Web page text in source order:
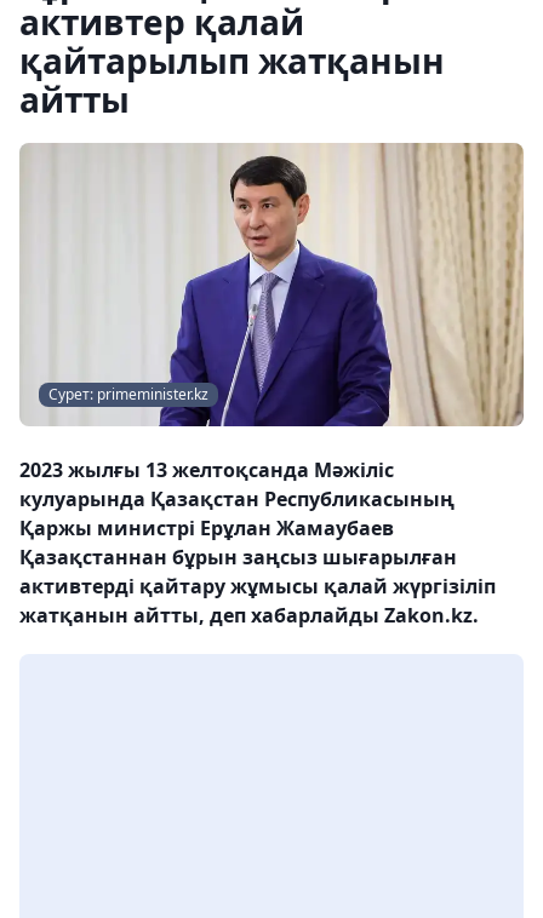
активтер қалай
қайтарылып жатқанын
айтты
Сурет: primeminister.kz
2023 жылғы 13 желтоқсанда Мәжіліс
кулуарында Қазақстан Республикасының
Қаржы министрі Ерұлан Жамаубаев
Қазақстаннан бұрын заңсыз шығарылған
активтерді қайтару жұмысы қалай жүргізіліп
жатқанын айтты, деп хабарлайды Zakon.kz.